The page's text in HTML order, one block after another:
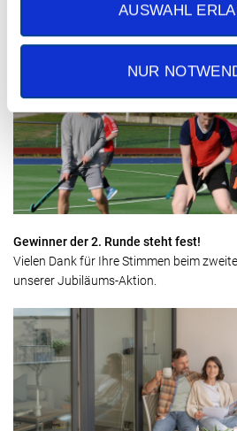
AUSWAHL
NUR
Wir freuen uns auf Ihren Besuch an
Gewinner der 2. Runde steht fest!
Vielen Dank für Ihre Stimmen beim
unserer Jubiläums-Aktion.